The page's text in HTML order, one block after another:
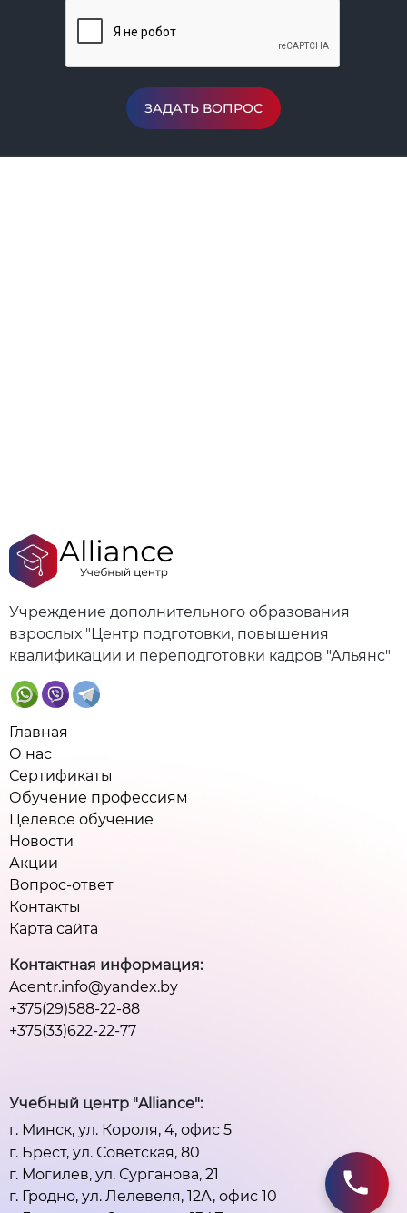
ЗАДАТЬ ВОПРОС
Учреждение дополнительного образования
взрослых "Центр подготовки, повышения
квалификации и переподготовки кадров "Альянс"
Главная
О нас
Сертификаты
Обучение профессиям
Целевое обучение
Новости
Акции
Вопрос-ответ
Контакты
Карта сайта
Контактная информация:
Acentr.info@yandex.by
+375(29)588-22-88
+375(33)622-22-77
Учебный центр "Alliance":
г. Минск, ул. Короля, 4, офис 5
г. Брест, ул. Советская, 80
г. Могилев, ул. Сурганова, 21
г. Гродно, ул. Лелевеля, 12А, офис 10